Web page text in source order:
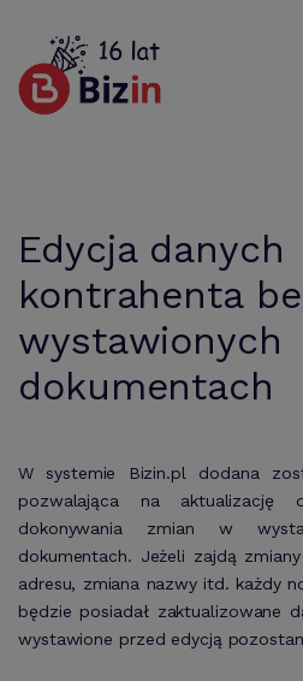
Edycja danych
kontrahenta
wystawionych
dokumentach
W systemie Bizin.pl dodana
pozwalająca na aktualizację
dokonywania zmian w
dokumentach. Jeżeli zajdą
adresu, zmiana nazwy itd. każdy
będzie posiadał zaktualizowane
wystawione przed edycją